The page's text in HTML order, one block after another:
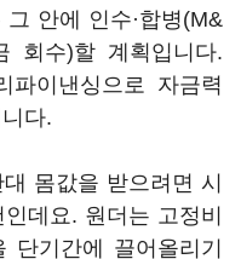
안에 인수·합병(M&
회수)할 계획입니다.
파이낸싱으로 자금력
다.
몸값을 받으려면 시
데요. 원더는 고정비
기간에 끌어올리기